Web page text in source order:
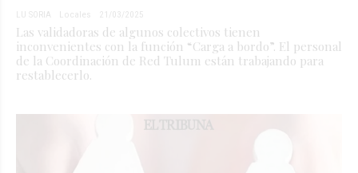
LU SORIA Locales 21/03/2025
Las validadoras de algunos colectivos tienen
inconvenientes con la función “Carga a bordo”. El personal
de la Coordinación de Red Tulum están trabajando para
restablecerlo.